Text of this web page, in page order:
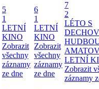
5
1
LETNÍ
KINO
Zobrazit
všechny
záznamy
ze dne
6
1
LETNÍ
KINO
Zobrazit
všechny
záznamy
ze dne
7
2
LÉTO S
LETNÍ
Zobrazit
záznamy